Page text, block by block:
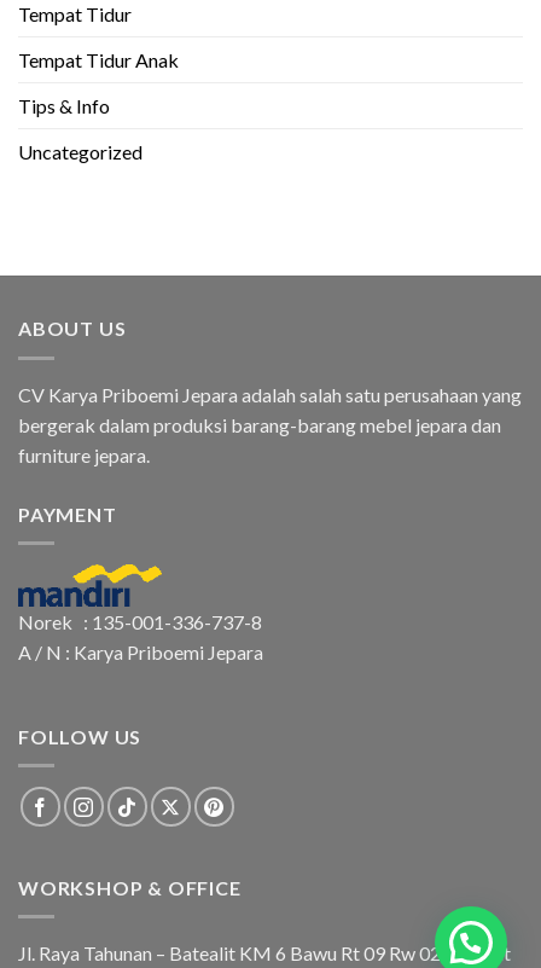
Tempat Tidur
Tempat Tidur Anak
Tips & Info
Uncategorized
ABOUT US
CV Karya Priboemi Jepara adalah salah satu perusahaan yang
bergerak dalam produksi barang-barang mebel jepara dan
furniture jepara.
PAYMENT
Norek : 135-001-336-737-8
A / N : Karya Priboemi Jepara
FOLLOW US
WORKSHOP & OFFICE
Jl. Raya Tahunan – Batealit KM 6 Bawu Rt 09 Rw 02 Batealit